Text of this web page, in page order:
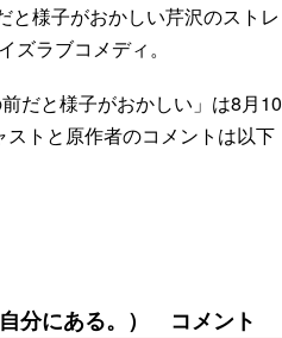
様子がおかしい芹沢のストレ
ラブコメディ。
だと様子がおかしい」は8月10
トと原作者のコメントは以下
分にある。） コメント